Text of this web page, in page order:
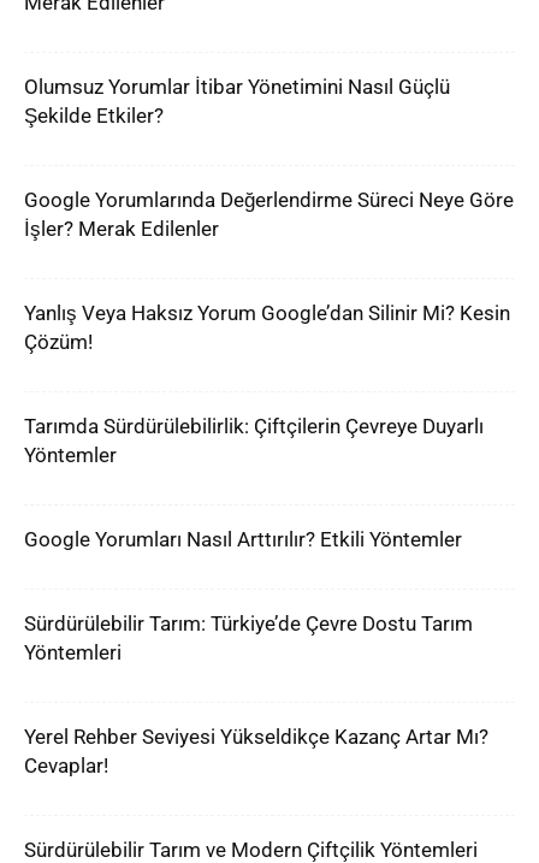
Olumsuz Yorumlar İtibar Yönetimini Nasıl Güçlü
Şekilde Etkiler?
Google Yorumlarında Değerlendirme Süreci Neye Göre
İşler? Merak Edilenler
Yanlış Veya Haksız Yorum Google’dan Silinir Mi? Kesin
Çözüm!
Tarımda Sürdürülebilirlik: Çiftçilerin Çevreye Duyarlı
Yöntemler
Google Yorumları Nasıl Arttırılır? Etkili Yöntemler
Sürdürülebilir Tarım: Türkiye’de Çevre Dostu Tarım
Yöntemleri
Yerel Rehber Seviyesi Yükseldikçe Kazanç Artar Mı?
Cevaplar!
Sürdürülebilir Tarım ve Modern Çiftçilik Yöntemleri